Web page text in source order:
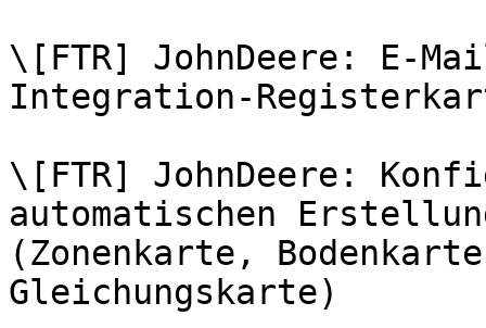
\[FTR] JohnDeere: E-
Integration-
\[FTR] JohnDeere:
automatischen
(Zonenkarte,
Gleichungskarte)